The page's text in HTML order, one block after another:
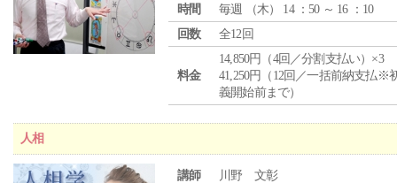
時間
毎週 （木） 14 ：50 ～ 16 ：10
回数
全12回
料金
14,850円（4回／分割支払い）×3
41,250円（12回／一括前納支払※
義開始前まで）
人相
講師 川野 文彰